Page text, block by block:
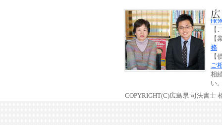
【
【
務
【
ご
相
い
COPYRIGHT(C)広島県 司法書士